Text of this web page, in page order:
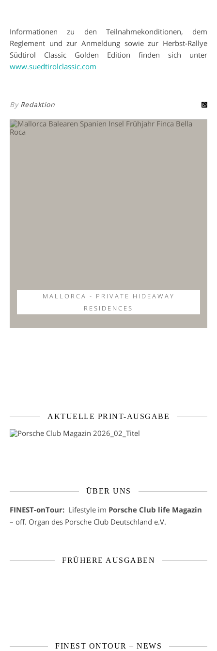
Informationen zu den Teilnahmekonditionen, dem
Reglement und zur Anmeldung sowie zur Herbst-Rallye
Südtirol Classic Golden Edition finden sich unter
www.suedtirolclassic.com
By Redaktion
MALLORCA - PRIVATE HIDEAWAY
RESIDENCES
AKTUELLE PRINT-AUSGABE
ÜBER UNS
FINEST-onTour: Lifestyle im Porsche Club life Magazin
– off. Organ des Porsche Club Deutschland e.V.
FRÜHERE AUSGABEN
FINEST ONTOUR – NEWS